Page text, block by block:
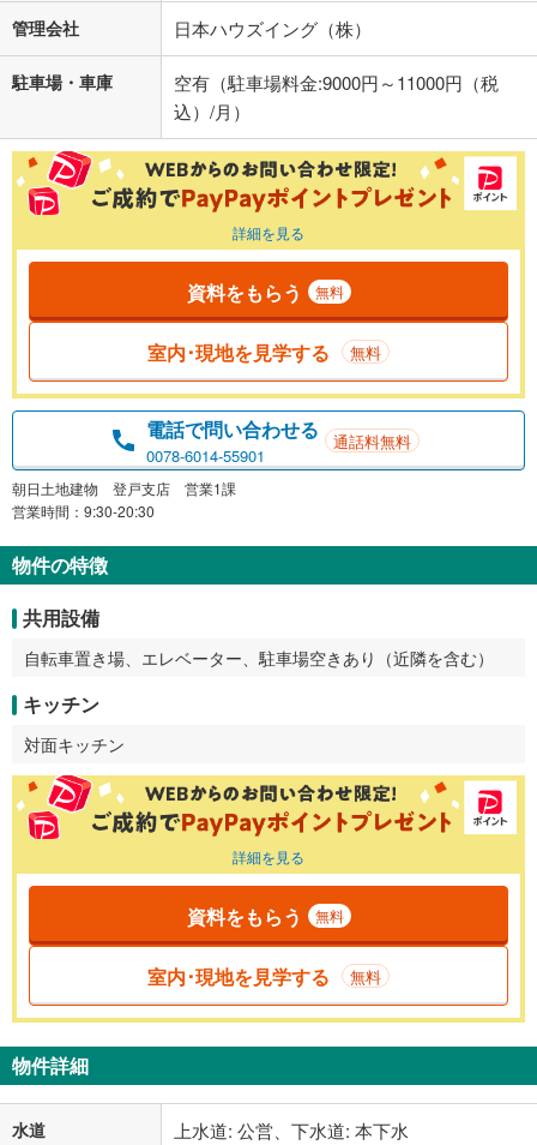
管理会社 日本ハウズイング（株）
駐車場・車庫
空有（駐車場料金:9000円～11000円（税
込）/月）
詳細を見る
資料をもらう 無料
室内･現地を見学する 無料
電話で問い合わせる
0078-6014-55901
通話料無料
朝日土地建物 登戸支店 営業1課
営業時間：9:30-20:30
物件の特徴
共用設備
自転車置き場、エレベーター、駐車場空きあり（近隣を含む）
キッチン
対面キッチン
詳細を見る
資料をもらう 無料
室内･現地を見学する 無料
物件詳細
水道 上水道: 公営、下水道: 本下水